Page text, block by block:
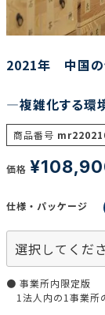
調査の種類
リセ
2021年 中国の
―複雑化する環
商品番号
価格 ¥
仕様・パッケージ
● 事業所内限定版
1法人内の1事業所